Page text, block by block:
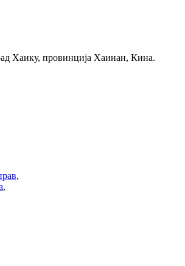
Хаику, провинција Хаинан, Кина.
,
,